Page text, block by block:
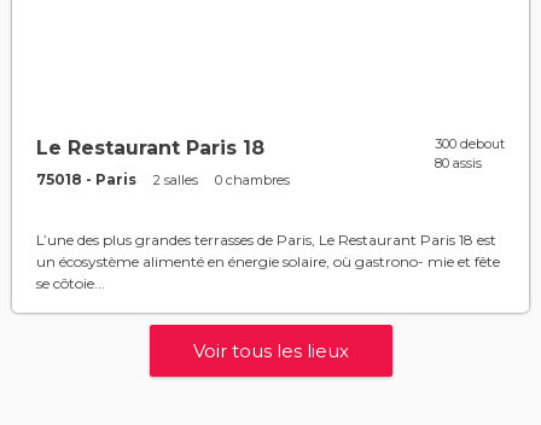
Le Restaurant Paris 18
75018 - Paris 2 salles 0 chambres
300 debout
80 assis
L’une des plus grandes terrasses de Paris, Le Restaurant Paris 18 est
un écosystème alimenté en énergie solaire, où gastrono- mie et fête
se côtoie...
Voir tous les lieux